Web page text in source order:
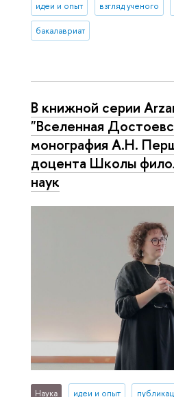
идеи и опыт взгляд ученого
бакалавриат
В книжной серии
"Вселенная
монография А.Н.
доцента Школы
наук
Наука идеи и опыт